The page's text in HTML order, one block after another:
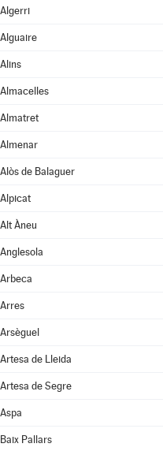
Algerri
Alguaire
Alins
Almacelles
Almatret
Almenar
Alòs de Balaguer
Alpicat
Alt Àneu
Anglesola
Arbeca
Arres
Arsèguel
Artesa de Lleida
Artesa de Segre
Aspa
Baix Pallars